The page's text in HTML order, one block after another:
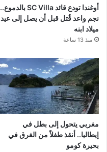
أوغندا تودع قائد SC Villa بالدموع..
نجم واعد قُتل قبل أن يصل إلى عيد
ميلاد ابنه
منذ 13 ساعة
مغربي يتحول إلى بطل في
إيطاليا.. أنقذ طفلاً من الغرق في
بحيرة كومو